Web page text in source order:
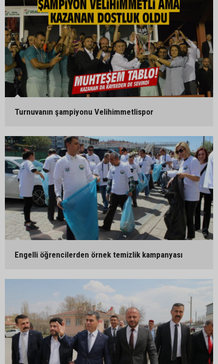
Turnuvanın şampiyonu Velihimmetlispor
Engelli öğrencilerden örnek temizlik kampanyası